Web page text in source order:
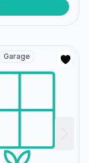
Garage